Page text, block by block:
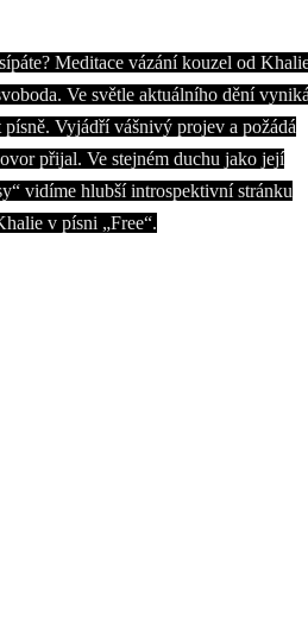
Meditace vázání kouzel od
Ve světle aktuálního dění vyniká
písně. Vyjádří vášnivý projev a požádá
přijal.Ve stejném duchu jako její
vidíme hlubší introspektivní stránku
v písni „Free“.